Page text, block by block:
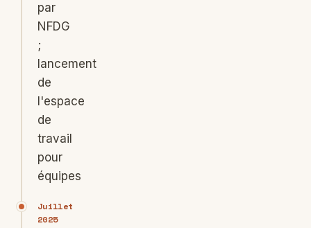
par
NFDG
;
lancement
de
l'espace
de
travail
pour
équipes
Juillet
2025